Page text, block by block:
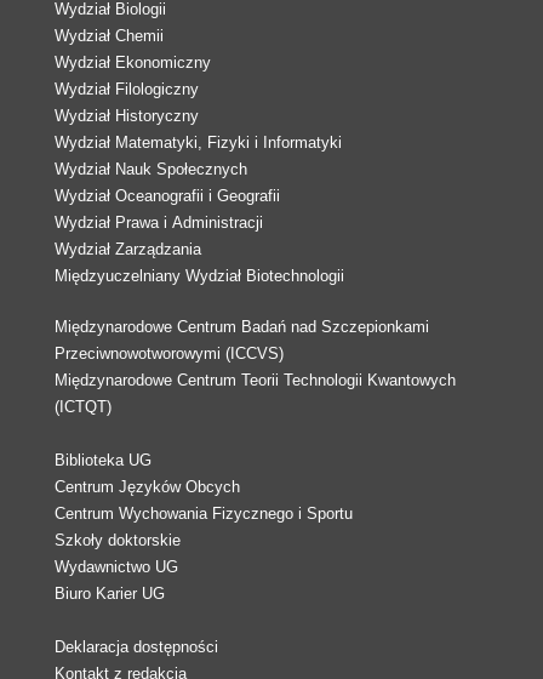
Wydział Biologii
Wydział Chemii
Wydział Ekonomiczny
Wydział Filologiczny
Wydział Historyczny
Wydział Matematyki, Fizyki i Informatyki
Wydział Nauk Społecznych
Wydział Oceanografii i Geografii
Wydział Prawa i Administracji
Wydział Zarządzania
Międzyuczelniany Wydział Biotechnologii
Międzynarodowe Centrum Badań nad Szczepionkami
Przeciwnowotworowymi (ICCVS)
Międzynarodowe Centrum Teorii Technologii Kwantowych
(ICTQT)
Biblioteka UG
Centrum Języków Obcych
Centrum Wychowania Fizycznego i Sportu
Szkoły doktorskie
Wydawnictwo UG
Biuro Karier UG
Deklaracja dostępności
Kontakt z redakcją